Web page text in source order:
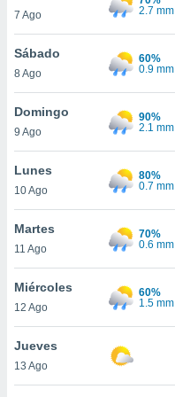
más
nuestra
y
de
disponible
cookies
aceptar
7 Ago
2.7 mm
Sábado
8 Ago
60%
0.9 mm
Domingo
9 Ago
90%
2.1 mm
Lunes
10 Ago
80%
0.7 mm
Martes
11 Ago
70%
0.6 mm
Miércoles
12 Ago
60%
1.5 mm
Jueves
13 Ago